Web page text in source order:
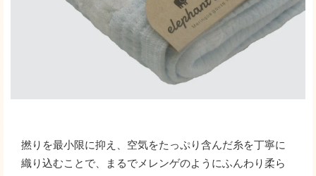
撚りを最小限に抑え、空気をたっぷり含んだ糸を丁寧に
織り込むことで、まるでメレンゲのようにふんわり柔ら